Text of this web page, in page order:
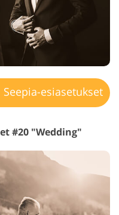
Seepia-esiasetukset
#20 "Wedding"